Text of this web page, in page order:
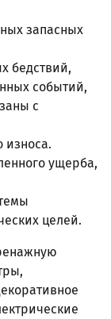
запасных
бедствий,
событий,
с
износа.
ущерба,
целей.